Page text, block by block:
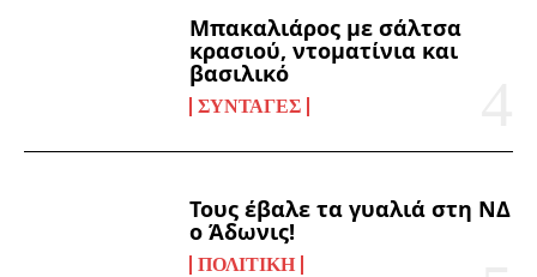
Μπακαλιάρος με σάλτσα
κρασιού, ντοματίνια και
βασιλικό
ΣΥΝΤΑΓΈΣ
Τους έβαλε τα γυαλιά στη ΝΔ
ο Άδωνις!
ΠΟΛΙΤΙΚΉ